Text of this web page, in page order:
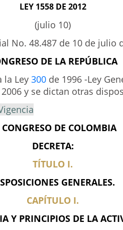
LEY 1558 DE 2012
(julio 10)
No. 48.487 de 10 de julio
DE LA REPÚBLICA
la Ley 300 de 1996 -Ley
y se dictan otras
CONGRESO DE COLOMBIA
DECRETA:
TÍTULO I.
GENERALES.
CAPÍTULO I.
Y PRINCIPIOS DE LA